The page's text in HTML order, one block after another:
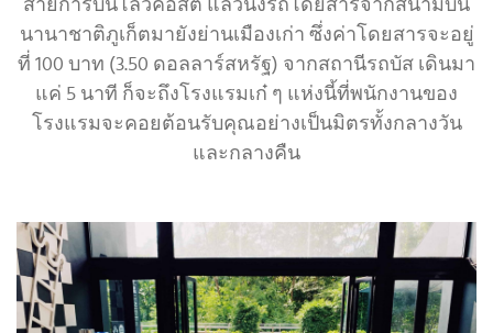
สายการบินโลว์คอสต์ แล้วนั่งรถโดยสารจากสนามบิน
นานาชาติภูเก็ตมายังย่านเมืองเก่า ซึ่งค่าโดยสารจะอยู่
ที่ 100 บาท (3.50 ดอลลาร์สหรัฐ) จากสถานีรถบัส เดินมา
แค่ 5 นาที ก็จะถึงโรงแรมเก๋ ๆ แห่งนี้ที่พนักงานของ
โรงแรมจะคอยต้อนรับคุณอย่างเป็นมิตรทั้งกลางวัน
และกลางคืน